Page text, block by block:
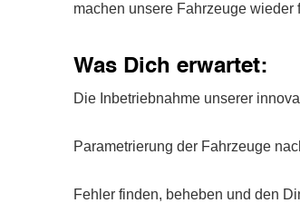
machen unsere Fahrzeuge
Was Dich erwartet:
Die Inbetriebnahme unserer
Parametrierung der Fahrzeuge
Fehler finden, beheben und den